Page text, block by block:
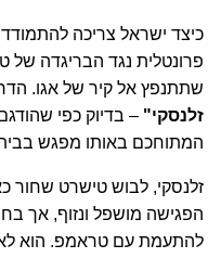
כיצד ישראל צריכה
פרונטלית נגד הבריגדה
שתתנפץ אל קיר של אגו.
זלנסקי" – בדיוק כפי
המתוחכם באותו מפגש בבית
זלנסקי, לבוש טישרט שחור
הפגישה מושפל ונזוף, אך
להתעמת עם טראמפ. הוא